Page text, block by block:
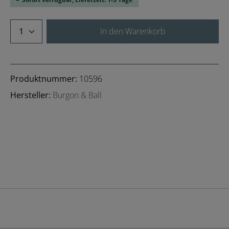
Produkt Anzahl: Gib den
In den Warenkorb
Produktnummer: 10596
Hersteller: Burgon & Ball